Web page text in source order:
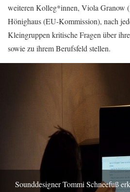
weiteren Kolleg*innen, Viola Granow
Hönighaus (EU-Kommission), nach
Kleingruppen kritische Fragen über
sowie zu ihrem Berufsfeld stellen.
Sounddesigner Tommi Schneefuß